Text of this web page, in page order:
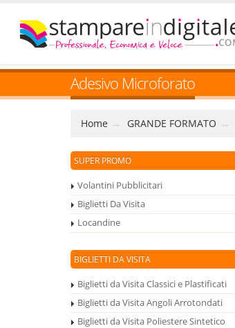
Adesivo Microforato
Home GRANDE FORMATO
SUPER PROMO
Volantini Pubblicitari
Biglietti Da Visita
Locandine
BIGLIETTI DA VISITA
Biglietti da Visita Classici e Plastificati
Biglietti da Visita Angoli Arrotondati
Biglietti da Visita Poliestere Sintetico